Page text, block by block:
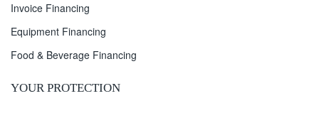
Invoice Financing
Equipment Financing
Food & Beverage Financing
YOUR PROTECTION